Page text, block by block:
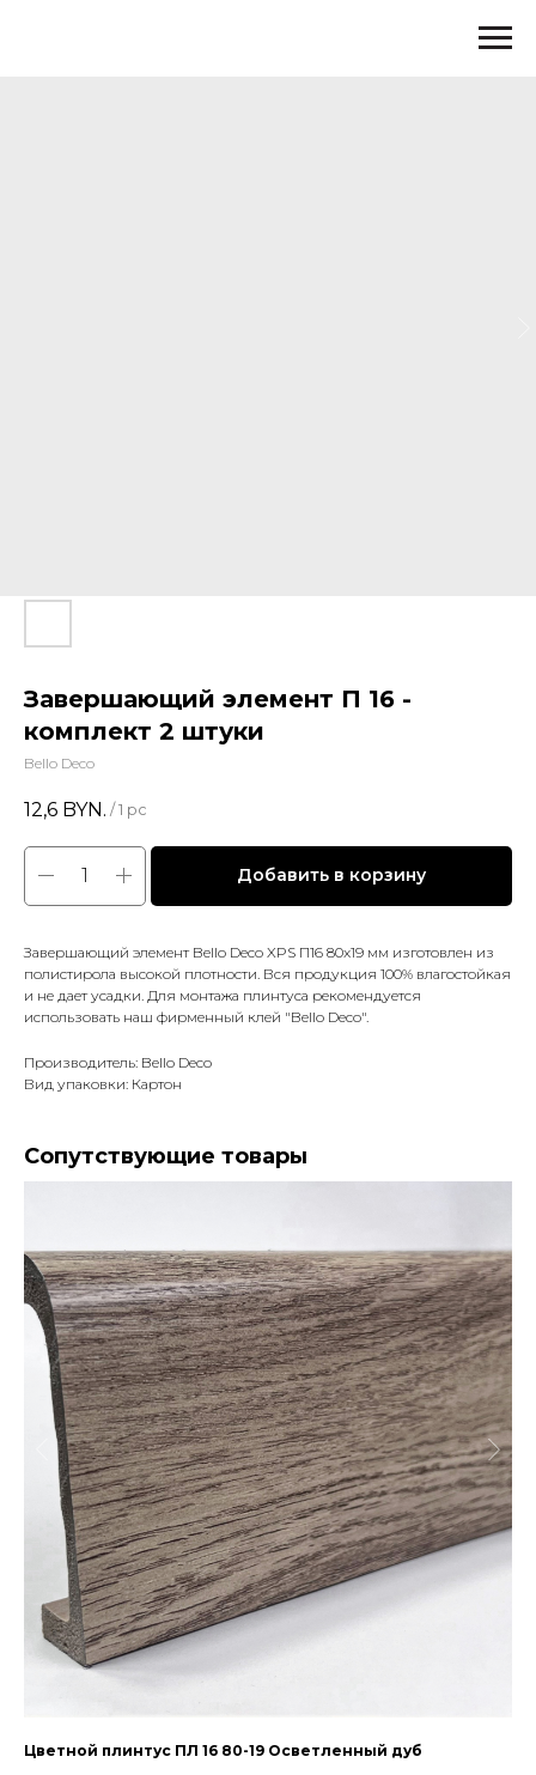
Завершающий элемент П 16 -
комплект 2 штуки
Bello Deco
12,6 BYN. / 1 pc
Добавить в корзину
Завершающий элемент Bello Deco XPS П16 80x19 мм изготовлен из
полистирола высокой плотности. Вся продукция 100% влагостойкая
и не дает усадки. Для монтажа плинтуса рекомендуется
использовать наш фирменный клей "Bello Deco".
Производитель: Bello Deco
Вид упаковки: Картон
Сопутствующие товары
Цветной плинтус ПЛ 16 80-19 Осветленный дуб